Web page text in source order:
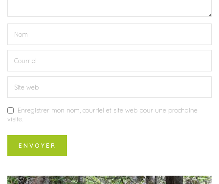
Enregistrer mon nom, courriel et site web pour une prochaine
visite.